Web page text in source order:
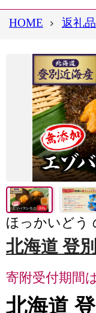
HOME 返礼
ほっかいどう
北海道 登
寄附受付期間
北海道